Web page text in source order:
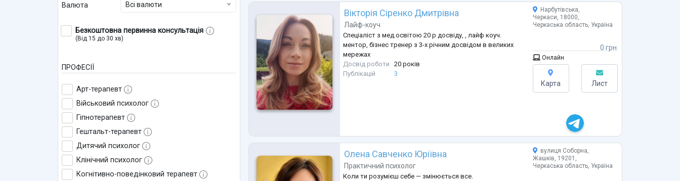
Валюта Всі валюти
Безкоштовна первинна консультація
(Від 15 до 30 хв)
ПРОФЕСІЇ
Арт-терапевт
Військовий психолог
Гіпнотерапевт
Гештальт-терапевт
Дитячий психолог
Клінічний психолог
Когнітивно-поведінковий терапевт
• постійне почуття провини...
Вікторія Сіренко Дмитрівна
Лайф-коуч
Спеціаліст з мед.освітою 20 р досвіду, , лайф коуч.
ментор, бізнес тренер з 3-х річним досвідом в великих
мережах
Досвід роботи
20 років
Публікацій
3
0 грн
Нарбутівська,
Черкаси, 18000,
Черкаська область, Україна
Онлайн
Карта Лист
Олена Савченко Юріївна
Практичний психолог
Коли ти розумієш себе — змінюється все.
вулиця Соборна,
Жашків, 19201,
Черкаська область, Україна